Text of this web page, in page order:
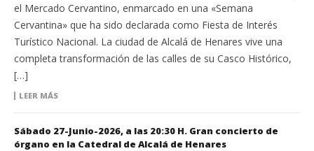
el Mercado Cervantino, enmarcado en una «Semana
Cervantina» que ha sido declarada como Fiesta de Interés
Turístico Nacional. La ciudad de Alcalá de Henares vive una
completa transformación de las calles de su Casco Histórico,
[…]
LEER MÁS
Sábado 27-Junio-2026, a las 20:30 H. Gran concierto de
órgano en la Catedral de Alcalá de Henares